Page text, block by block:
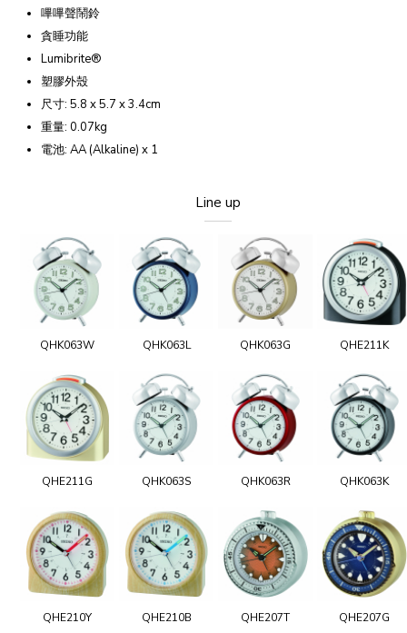
嗶嗶聲鬧鈴
貪睡功能
Lumibrite®
塑膠外殼
尺寸: 5.8 x 5.7 x 3.4cm
重量: 0.07kg
電池: AA (Alkaline) x 1
Line up
QHK063W QHK063L QHK063G QHE211K
QHE211G QHK063S QHK063R QHK063K
QHE210Y QHE210B QHE207T QHE207G